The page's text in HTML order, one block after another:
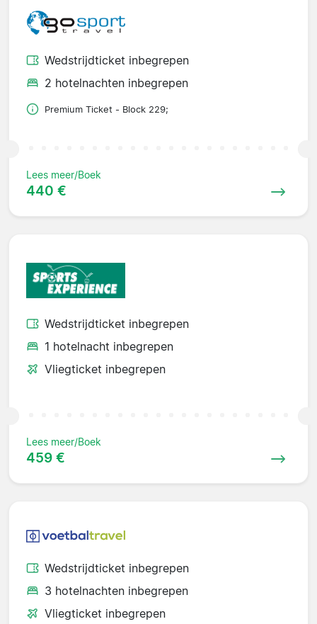
Wedstrijdticket inbegrepen
2 hotelnachten inbegrepen
Premium Ticket - Block 229;
Lees meer/Boek
440 €
Wedstrijdticket inbegrepen
1 hotelnacht inbegrepen
Vliegticket inbegrepen
Lees meer/Boek
459 €
Wedstrijdticket inbegrepen
3 hotelnachten inbegrepen
Vliegticket inbegrepen